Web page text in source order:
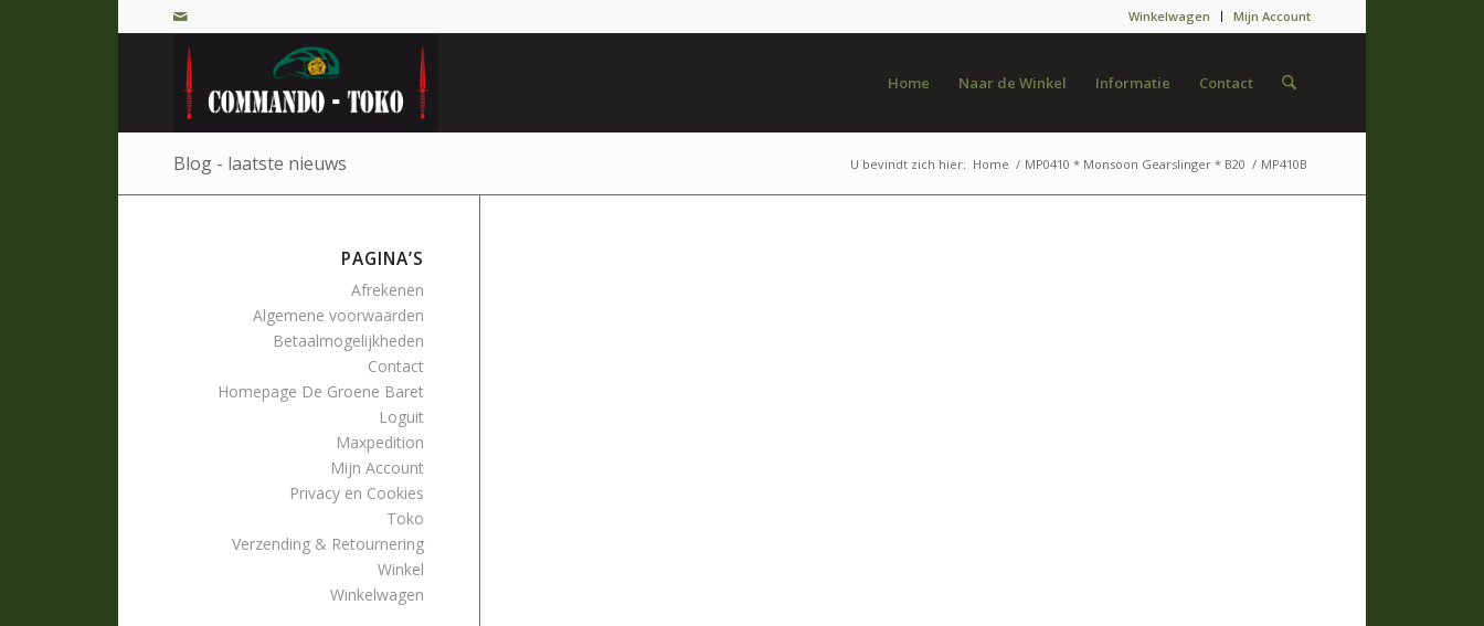
Winkelwagen Mijn Account
Home Naar de Winkel Informatie Contact
Blog - laatste nieuws U bevindt zich hier: Home / MP0410 * Monsoon Gearslinger * B20 / MP410B
PAGINA’S
Afrekenen
Algemene voorwaarden
Betaalmogelijkheden
Contact
Homepage De Groene Baret
Loguit
Maxpedition
Mijn Account
Privacy en Cookies
Toko
Verzending & Retournering
Winkel
Winkelwagen